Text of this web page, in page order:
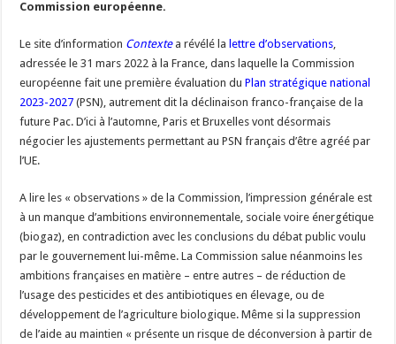
Commission européenne.
Le site d’information Contexte a révélé la lettre d’observations,
adressée le 31 mars 2022 à la France, dans laquelle la Commission
européenne fait une première évaluation duPlan stratégique national
2023-2027 (PSN), autrement dit la déclinaison franco-française de la
future Pac. D’ici à l’automne, Paris et Bruxelles vont désormais
négocier les ajustements permettant au PSN français d’être agréé par
l’UE.
A lire les « observations » de la Commission, l’impression générale est
à un manque d’ambitions environnementale, sociale voire énergétique
(biogaz), en contradiction avec les conclusions du débat public voulu
par le gouvernement lui-même. La Commission salue néanmoins les
ambitions françaises en matière – entre autres – de réduction de
l’usage des pesticides et des antibiotiques en élevage, ou de
développement de l’agriculture biologique. Même si la suppression
de l’aide au maintien « présente un risque de déconversion à partir de